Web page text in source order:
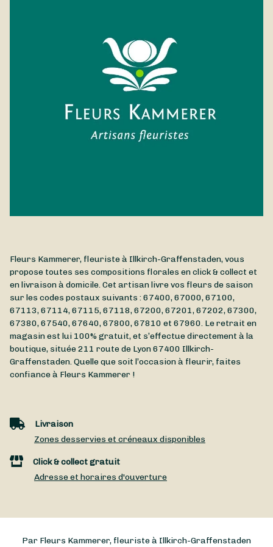
Illkirch-Graffenstaden et dans les environs.
Fleurs Kammerer, fleuriste à Illkirch-Graffenstaden, vous
propose toutes ses compositions florales en click & collect et
en livraison à domicile. Cet artisan livre vos fleurs de saison
sur les codes postaux suivants : 67400, 67000, 67100,
67113, 67114, 67115, 67118, 67200, 67201, 67202, 67300,
67380, 67540, 67640, 67800, 67810 et 67960. Le retrait en
magasin est lui 100% gratuit, et s’effectue directement à la
boutique, située211 route de Lyon67400 Illkirch-
Graffenstaden. Quelle que soit l’occasion à fleurir, faites
confiance à Fleurs Kammerer !
Livraison
Zones desservies et créneaux disponibles
Click & collect gratuit
Adresse et horaires d'ouverture
Par Fleurs Kammerer, fleuriste à Illkirch-Graffenstaden